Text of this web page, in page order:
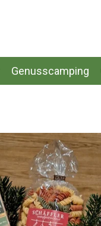
Genusscamping